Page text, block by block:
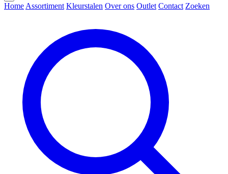
Home Assortiment Kleurstalen Over ons Outlet Contact Zoeken